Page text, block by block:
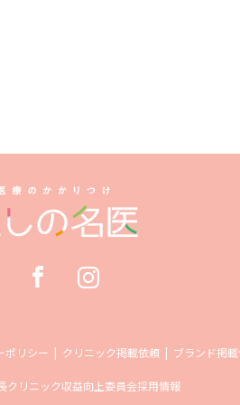
ポリシー クリニック掲載依頼 ブランド掲
クリニック収益向上委員会採用情報